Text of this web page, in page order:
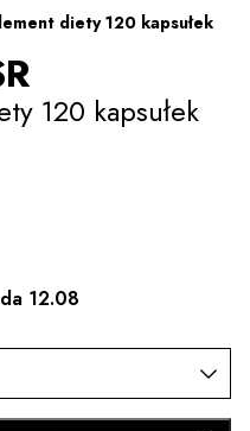
diety 120 kapsułek
120 kapsułek
12.08